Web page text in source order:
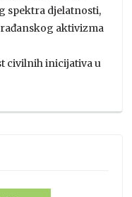
spektra djelatnosti,
aktivizma
civilnih inicijativa u